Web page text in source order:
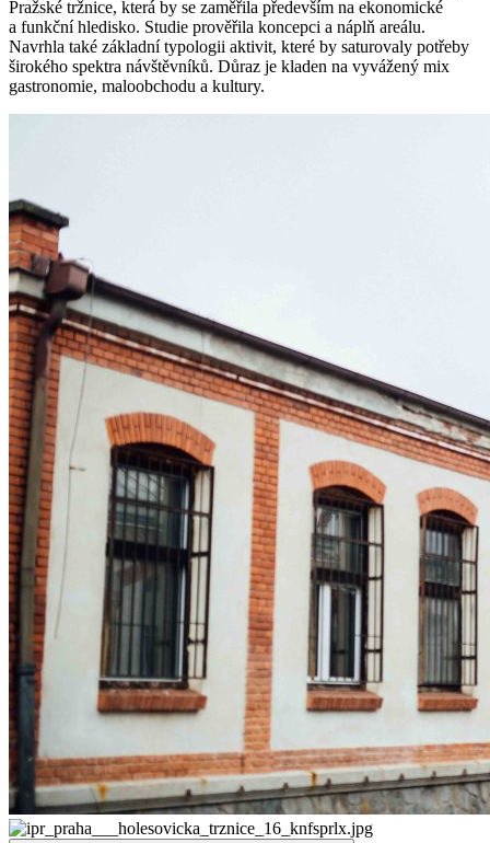
Pražské tržnice, která by se zaměřila především na ekonomické
a funkční hledisko. Studie prověřila koncepci a náplň areálu.
Navrhla také základní typologii aktivit, které by saturovaly potřeby
širokého spektra návštěvníků. Důraz je kladen na vyvážený mix
gastronomie, maloobchodu a kultury.